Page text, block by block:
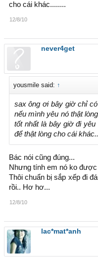
cho cái khác........
12/8/10
never4get
yousmile said: ↑
sax ông ơi bây giờ chỉ
nếu mình yêu nó thật
tốt nhất là bây giờ đi
để thật lòng cho cái
Bác nói cũng đúng...
Nhưng tính em nó ko
Thôi chuẩn bị sắp xếp đi
rồi.. Hơ hơ...
12/8/10
lac*mat*anh